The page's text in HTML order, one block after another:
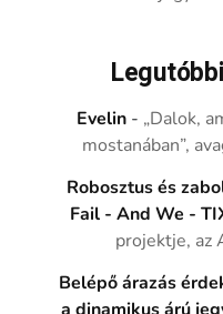
Evelin - „Dalok,
mostanában”,
Robosztus és
Fail - And We -
projektje, az
Belépő árazás